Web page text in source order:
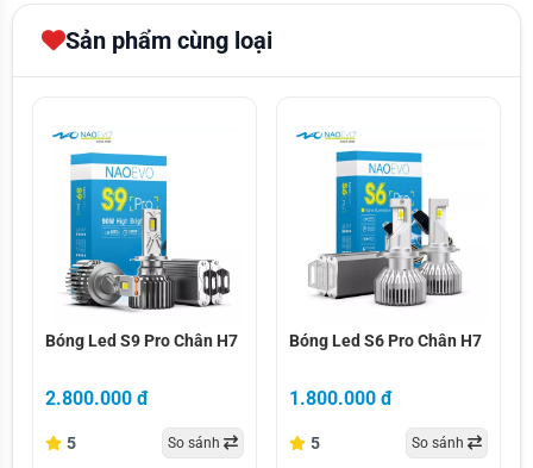
Sản phẩm cùng loại
bóng led s9 pro chân h7
Bóng Led S9 Pro Chân H7
2.800.000 đ
5 So sánh
bóng led s6 pro chân h7
Bóng Led S6 Pro Chân H7
1.800.000 đ
5 So sánh